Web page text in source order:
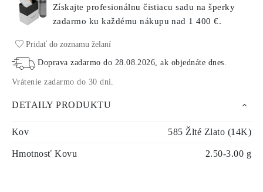
Získajte profesionálnu čistiacu sadu na šperky
zadarmo ku každému nákupunad 1 400 €.
Pridať do zoznamu želaní
Doprava zadarmo do 28.08.2026, ak objednáte dnes.
Vrátenie zadarmo do 30 dní.
DETAILY PRODUKTU
Kov 585 Žlté Zlato (14K)
Hmotnosť Kovu 2.50-3.00 g